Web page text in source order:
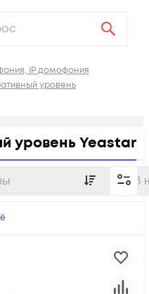
IP домофония
уровень
уровень Yeastar
В